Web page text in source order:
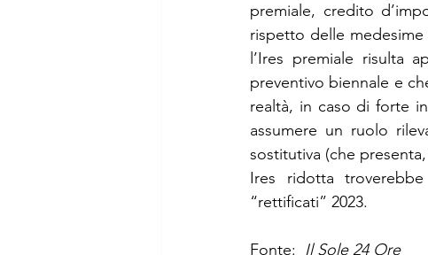
premiale, credito
rispetto delle
l’Ires premiale risulta
preventivo biennale e
realtà, in caso di forte
assumere un ruolo
sostitutiva (che
Ires ridotta
“rettificati” 2023.
Fonte: Il Sole 24 Ore